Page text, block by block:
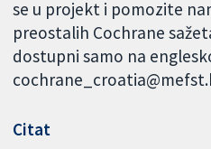
se u projekt i pomozite
preostalih Cochrane
dostupni samo na
Citat